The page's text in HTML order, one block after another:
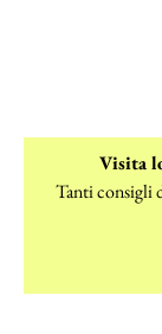
Visita
Tanti consigli